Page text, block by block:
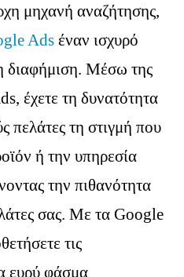
μηχανή αναζήτησης,
Ads έναν ισχυρό
διαφήμιση. Μέσω της
έχετε τη δυνατότητα
πελάτες τη στιγμή που
ή την υπηρεσία
την πιθανότητα
σας. Με τα Google
τις
ευρύ φάσμα